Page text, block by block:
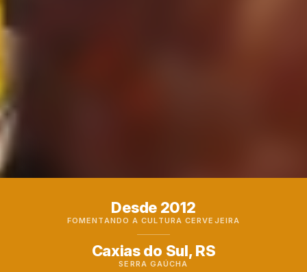
Desde 2012
FOMENTANDO A CULTURA CERVEJEIRA
Caxias do Sul, RS
SERRA GAÚCHA